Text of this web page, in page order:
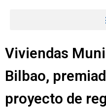
Viviendas
Bilbao,
proyecto de